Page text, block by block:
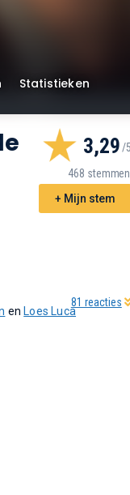
Statistieken
3,29
468 stemmen
+ Mijn stem
81 reacties
en Loes Luca